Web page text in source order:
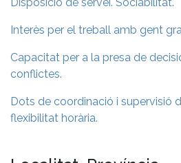
Interès per el treball amb gent
Capacitat per a la presa de
conflictes.
Dots de coordinació i supervisió
flexibilitat horària.